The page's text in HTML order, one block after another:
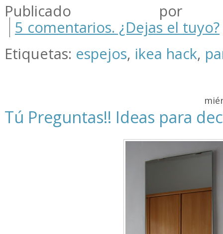
Publicado por
5 comentarios. ¿Dejas el tuyo?
Etiquetas: espejos, ikea hack,
Tú Preguntas!! Ideas para